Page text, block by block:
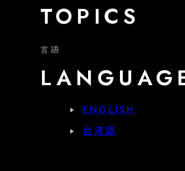
TOPICS
言語
ENGLISH
台湾語